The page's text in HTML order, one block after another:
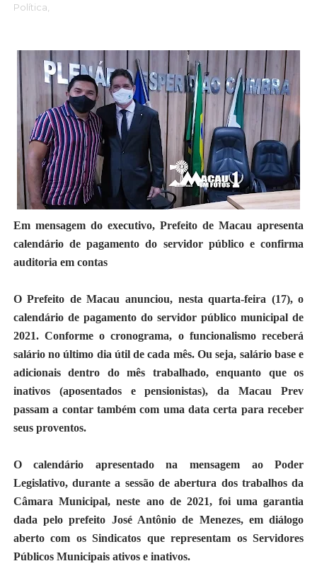
Política,
Em mensagem do executivo, Prefeito de Macau apresenta
calendário de pagamento do servidor público e confirma
auditoria em contas
O Prefeito de Macau anunciou, nesta quarta-feira (17), o
calendário de pagamento do servidor público municipal de
2021. Conforme o cronograma, o funcionalismo receberá
salário no último dia útil de cada mês. Ou seja, salário base e
adicionais dentro do mês trabalhado, enquanto que os
inativos (aposentados e pensionistas), da Macau Prev
passam a contar também com uma data certa para receber
seus proventos.
O calendário apresentado na mensagem ao Poder
Legislativo, durante a sessão de abertura dos trabalhos da
Câmara Municipal, neste ano de 2021, foi uma garantia
dada pelo prefeito José Antônio de Menezes, em diálogo
aberto com os Sindicatos que representam os Servidores
Públicos Municipais ativos e inativos.